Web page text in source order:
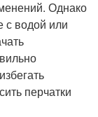
Однако
с водой или
перчатки